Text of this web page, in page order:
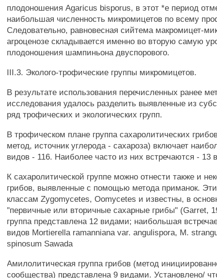
плодоношения Agaricus bisporus, в этот *е период
наибольшая численность микромицетов по всему
Следовательно, равновесная сийтема макромицет-
arpoценозе складывается именно во вторую самую
плодоношения шампиньона двуспорового.
III.3. Эколого-трофические группы микромицетов.
В результате использования перечисленных ранее
исследования удалось разделить выявленные из
ряд трофических и экологических групп.
В трофическом плане группа сахаролитических
метод, источник углерода - сахароза) включает
видов - 116. Наиболее часто из них встречаются - 13
К сахаролитической группе можно отнести также и
грибов, выявленные с помощью метода приманок.
классам Zygomycetes, Oomycetes и известны, в
"первичные или вторичные сахарные грибы" (Garret,
группа представлена 12 видами; наибольшая
видов Mortierella ramanniana var. angulispora, M.
spinosum Sawada
Амилолитическая группа грибов (метод
сообщества) представлена 9 видами. Установлено/